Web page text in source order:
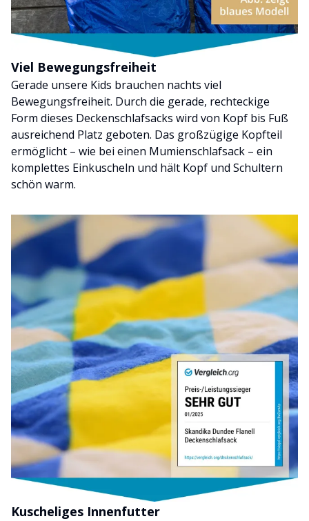
Viel Bewegungsfreiheit
Gerade unsere Kids brauchen nachts viel
Bewegungsfreiheit. Durch die gerade, rechteckige
Form dieses Deckenschlafsacks wird von Kopf bis Fuß
ausreichend Platz geboten. Das großzügige Kopfteil
ermöglicht – wie bei einen Mumienschlafsack – ein
komplettes Einkuscheln und hält Kopf und Schultern
schön warm.
Kuscheliges Innenfutter